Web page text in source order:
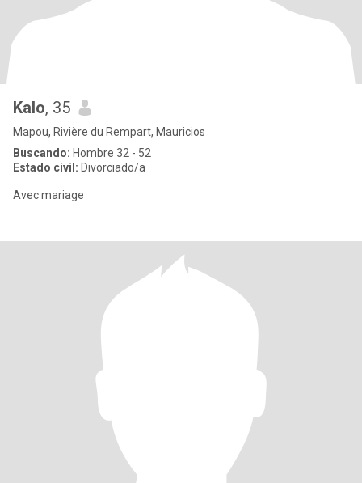
Kalo, 35
Mapou, Rivière du Rempart, Mauricios
Buscando: Hombre 32 - 52
Estado civil: Divorciado/a
Avec mariage